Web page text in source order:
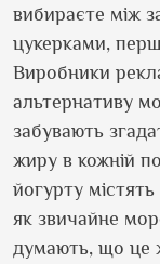
вибираєте між
цукерками,
Виробники
альтернативу
забувають
жиру в кожній
йогурту
як звичайне
думають, що це